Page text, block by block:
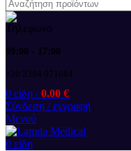
09:00 - 17:00
+30 2394 071684
0 είδη / 0.00 €
Σύνδεση / εγγραφή
Μενού
0 είδη